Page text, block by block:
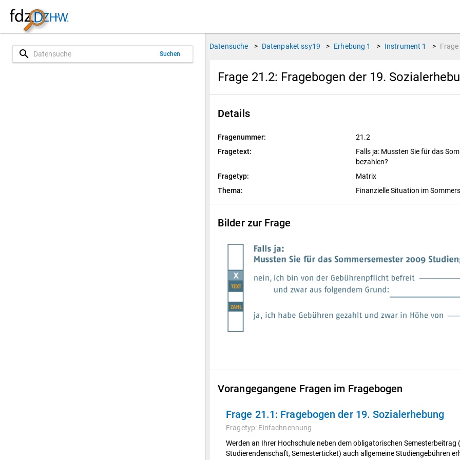
search Suchen
Datensuche > Datenpaket ssy19 > Erhebung 1 > Instrument 1 > Frage
Frage 21.2: Fragebogen der 19.
Details
Fragenummer:
21.2
Fragetext:
Falls ja: Mussten Sie für das
bezahlen?
Fragetyp:
Matrix
Thema:
Finanzielle Situation im
Bilder zur Frage
Vorangegangene Fragen im Fragebogen
Frage 21.1: Fragebogen der 19. Sozialerhebung
Fragetyp: Einfachnennung
Werden an Ihrer Hochschule neben dem obligatorischen
Studierendenschaft, Semesterticket) auch allgemeine Studiengebühren